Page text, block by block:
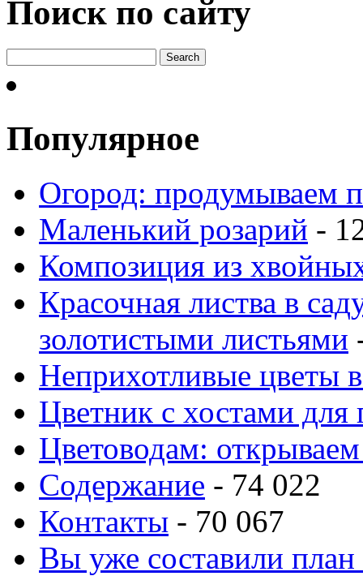
Поиск по сайту
Популярное
Огород: продумываем
Маленький розарий -
Композиция из
Красочная листва в
золотистыми листьями
Неприхотливые цветы
Цветник с хостами для
Цветоводам:
Содержание - 74 022
Контакты - 70 067
Вы уже составили план